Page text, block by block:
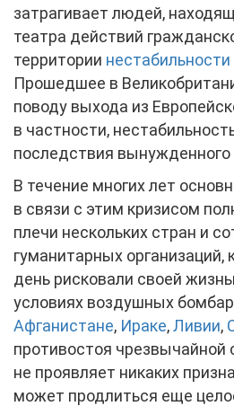
затрагивает людей,
театра действий
территории
Прошедшее в
поводу выхода из
в частности,
последствия
В течение многих лет
в связи с этим кризисом
плечи нескольких стран и
гуманитарных
день рисковали своей
условиях воздушных
Афганистане, Ираке,Ливии,
противостоя чрезвычайной
не проявляет никаких
может продлиться еще